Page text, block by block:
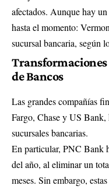
afectados. Aunque hay
hasta el momento:
sucursal bancaria, según
Transformaciones
de Bancos
Las grandes compañías
Fargo, Chase y US
sucursales bancarias.
En particular, PNC Bank
del año, al eliminar un
meses. Sin embargo,